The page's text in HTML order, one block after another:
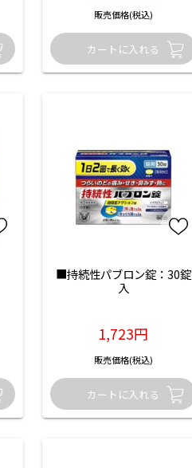
販売価格(税込)
■持続性パブロン錠：30錠
入
1,723円
販売価格(税込)